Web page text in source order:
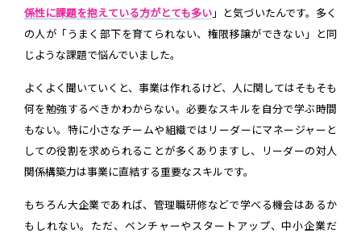
係性に課題を抱えている方がとても多い 」と気づいたんです。多く
の人が「うまく部下を育てられない、権限移譲ができない」と同
じような課題で悩んでいました。
よくよく聞いていくと、事業は作れるけど、人に関してはそもそも
何を勉強するべきかわからない。必要なスキルを自分で学ぶ時間
もない。特に小さなチームや組織ではリーダーにマネージャーと
しての役割を求められることが多くありますし、リーダーの対人
関係構築力は事業に直結する重要なスキルです。
もちろん大企業であれば、管理職研修などで学べる機会はあるか
もしれない。ただ、ベンチャーやスタートアップ、中小企業だ